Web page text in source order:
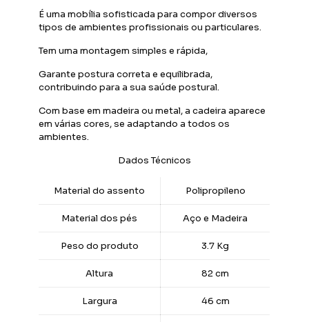
É uma mobília sofisticada para compor diversos
tipos de ambientes profissionais ou particulares.
Tem uma montagem simples e rápida,
Garante postura correta e equilibrada,
contribuindo para a sua saúde postural.
Com base em madeira ou metal, a cadeira aparece
em várias cores, se adaptando a todos os
ambientes.
Dados Técnicos
Material do assento Polipropileno
Material dos pés Aço e Madeira
Peso do produto 3.7 Kg
Altura 82 cm
Largura 46 cm